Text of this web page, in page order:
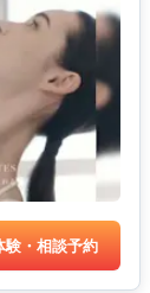
験・相談予約